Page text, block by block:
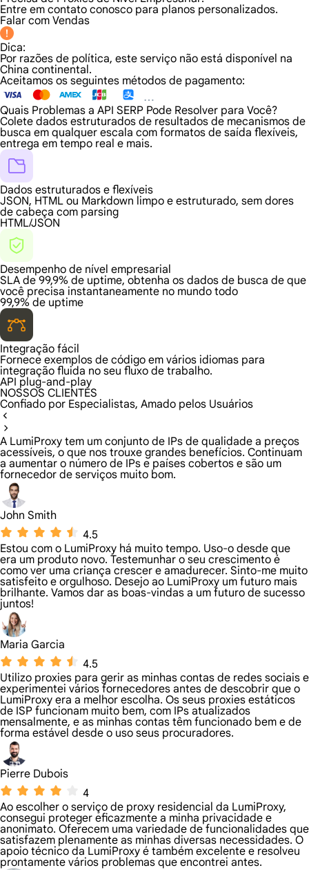
Entre em contato conosco para planos personalizados.
Falar com Vendas
Dica:
Por razões de política, este serviço não está disponível na
China continental.
Aceitamos os seguintes métodos de pagamento:
Quais Problemas a API SERP Pode Resolver para Você?
Colete dados estruturados de resultados de mecanismos de
busca em qualquer escala com formatos de saída flexíveis,
entrega em tempo real e mais.
Dados estruturados e flexíveis
JSON, HTML ou Markdown limpo e estruturado, sem dores
de cabeça com parsing
HTML/JSON
Desempenho de nível empresarial
SLA de 99,9% de uptime, obtenha os dados de busca de que
você precisa instantaneamente no mundo todo
99,9% de uptime
Integração fácil
Fornece exemplos de código em vários idiomas para
integração fluida no seu fluxo de trabalho.
API plug-and-play
NOSSOS CLIENTES
Confiado por Especialistas, Amado pelos Usuários
A LumiProxy tem um conjunto de IPs de qualidade a preços
acessíveis, o que nos trouxe grandes benefícios. Continuam
a aumentar o número de IPs e países cobertos e são um
fornecedor de serviços muito bom.
John Smith
4.5
Estou com o LumiProxy há muito tempo. Uso-o desde que
era um produto novo. Testemunhar o seu crescimento é
como ver uma criança crescer e amadurecer. Sinto-me muito
satisfeito e orgulhoso. Desejo ao LumiProxy um futuro mais
brilhante. Vamos dar as boas-vindas a um futuro de sucesso
juntos!
Maria Garcia
4.5
Utilizo proxies para gerir as minhas contas de redes sociais e
experimentei vários fornecedores antes de descobrir que o
LumiProxy era a melhor escolha. Os seus proxies estáticos
de ISP funcionam muito bem, com IPs atualizados
mensalmente, e as minhas contas têm funcionado bem e de
forma estável desde o uso seus procuradores.
Pierre Dubois
4
Ao escolher o serviço de proxy residencial da LumiProxy,
consegui proteger eficazmente a minha privacidade e
anonimato. Oferecem uma variedade de funcionalidades que
satisfazem plenamente as minhas diversas necessidades. O
apoio técnico da LumiProxy é também excelente e resolveu
prontamente vários problemas que encontrei antes.